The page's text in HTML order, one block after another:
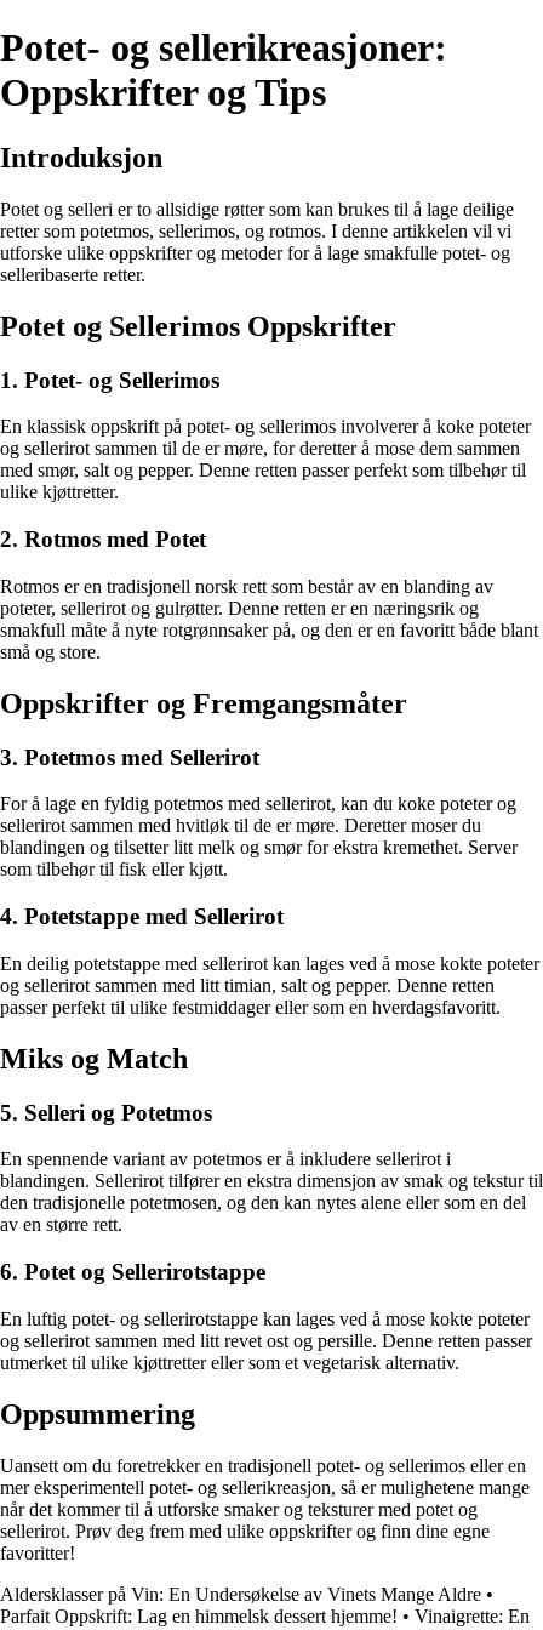
Potet- og sellerikreasjoner:
Oppskrifter og Tips
Introduksjon
Potet og selleri er to allsidige røtter som kan brukes til å lage deilige
retter som potetmos, sellerimos, og rotmos. I denne artikkelen vil vi
utforske ulike oppskrifter og metoder for å lage smakfulle potet- og
selleribaserte retter.
Potet og Sellerimos Oppskrifter
1. Potet- og Sellerimos
En klassisk oppskrift på potet- og sellerimos involverer å koke poteter
og sellerirot sammen til de er møre, for deretter å mose dem sammen
med smør, salt og pepper. Denne retten passer perfekt som tilbehør til
ulike kjøttretter.
2. Rotmos med Potet
Rotmos er en tradisjonell norsk rett som består av en blanding av
poteter, sellerirot og gulrøtter. Denne retten er en næringsrik og
smakfull måte å nyte rotgrønnsaker på, og den er en favoritt både blant
små og store.
Oppskrifter og Fremgangsmåter
3. Potetmos med Sellerirot
For å lage en fyldig potetmos med sellerirot, kan du koke poteter og
sellerirot sammen med hvitløk til de er møre. Deretter moser du
blandingen og tilsetter litt melk og smør for ekstra kremethet. Server
som tilbehør til fisk eller kjøtt.
4. Potetstappe med Sellerirot
En deilig potetstappe med sellerirot kan lages ved å mose kokte poteter
og sellerirot sammen med litt timian, salt og pepper. Denne retten
passer perfekt til ulike festmiddager eller som en hverdagsfavoritt.
Miks og Match
5. Selleri og Potetmos
En spennende variant av potetmos er å inkludere sellerirot i
blandingen. Sellerirot tilfører en ekstra dimensjon av smak og tekstur til
den tradisjonelle potetmosen, og den kan nytes alene eller som en del
av en større rett.
6. Potet og Sellerirotstappe
En luftig potet- og sellerirotstappe kan lages ved å mose kokte poteter
og sellerirot sammen med litt revet ost og persille. Denne retten passer
utmerket til ulike kjøttretter eller som et vegetarisk alternativ.
Oppsummering
Uansett om du foretrekker en tradisjonell potet- og sellerimos eller en
mer eksperimentell potet- og sellerikreasjon, så er mulighetene mange
når det kommer til å utforske smaker og teksturer med potet og
sellerirot. Prøv deg frem med ulike oppskrifter og finn dine egne
favoritter!
Aldersklasser på Vin: En Undersøkelse av Vinets Mange Aldre •
Parfait Oppskrift: Lag en himmelsk dessert hjemme! • Vinaigrette: En